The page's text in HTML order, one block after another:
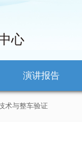
心
演讲报告
术与整车验证